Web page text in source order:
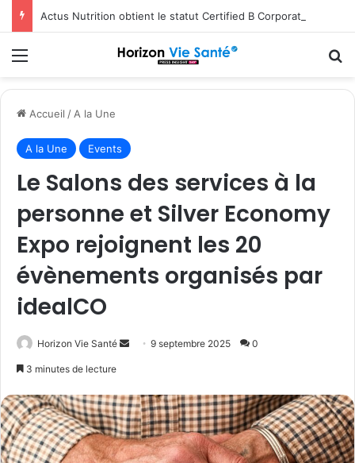
Actus Nutrition obtient le statut Certified B Corporation™
Menu
Accueil /A la Une
A la Une Events
Le Salons des services à la
personne et Silver Economy
Expo rejoignent les 20
évènements organisés par
idealCO
Horizon Vie Santé
Envoyer9 septembre 2025 0
3 minutes de lecture